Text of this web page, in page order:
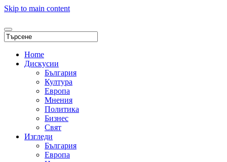
Skip to main content
Home
Дискусии
България
Култура
Европа
Мнения
Политика
Бизнес
Свят
Изгледи
България
Европа